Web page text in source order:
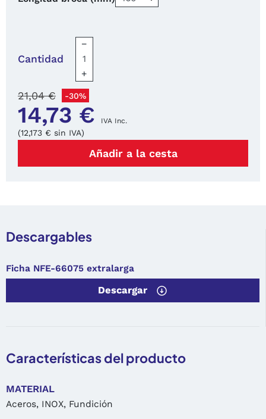
Cantidad
−
+
14,73 € IVA Inc.
21,04 € -30%
(12,173 € sin IVA)
Añadir a la cesta
Descargables
Ficha NFE-66075 extralarga
Descargar
Características del producto
MATERIAL
Aceros, INOX, Fundición